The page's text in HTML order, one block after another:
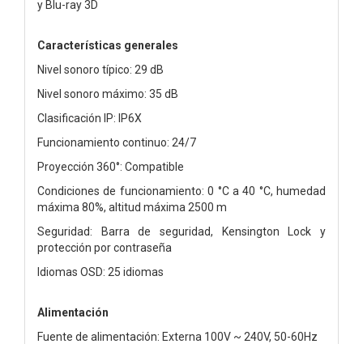
y Blu-ray 3D
Características generales
Nivel sonoro típico: 29 dB
Nivel sonoro máximo: 35 dB
Clasificación IP: IP6X
Funcionamiento continuo: 24/7
Proyección 360°: Compatible
Condiciones de funcionamiento: 0 °C a 40 °C, humedad
máxima 80%, altitud máxima 2500 m
Seguridad: Barra de seguridad, Kensington Lock y
protección por contraseña
Idiomas OSD: 25 idiomas
Alimentación
Fuente de alimentación: Externa 100V ~ 240V, 50-60Hz